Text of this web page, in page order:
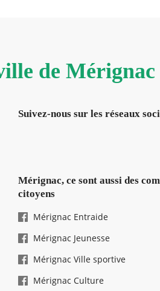
de Mérignac
Suivez-nous sur les réseaux
Mérignac, ce sont aussi des
citoyens
Mérignac Entraide
Mérignac Jeunesse
Mérignac Ville sportive
Mérignac Culture